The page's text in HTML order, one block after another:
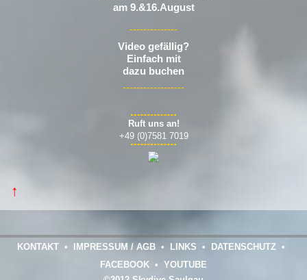
am 9.&16.August
--------------
Video gefällig?
Einfach mit
dazu buchen
------------------
Ruft uns an!
+49 (0)7581 7019
↑
KONTAKT • IMPRESSUM / AGB • LINKS • DATENSCHUTZ •
FACEBOOK • YOUTUBE